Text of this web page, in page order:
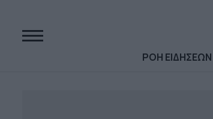
ΡΟΗ ΕΙΔΗΣΕΩΝ